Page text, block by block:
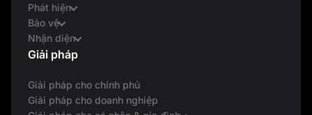
Phát hiện
Bảo vệ
Nhận diện
Giải pháp
Giải pháp cho chính phủ
Giải pháp cho doanh nghiệp